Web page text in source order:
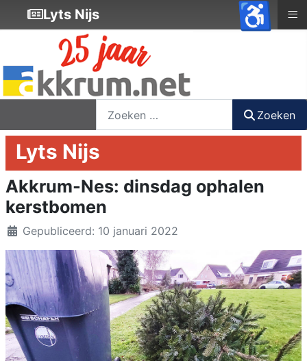
Zoeken
Lyts Nijs
Akkrum-Nes: dinsdag ophalen
kerstbomen
DetailsGepubliceerd: 10 januari 2022
Lyts Nijs ≡
♿